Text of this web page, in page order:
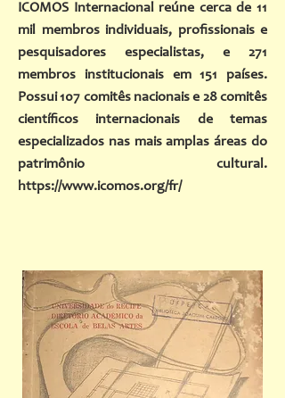
ICOMOS Internacional reúne cerca de 11
mil membros individuais, profissionais e
pesquisadores especialistas, e 271
membros institucionais em 151 países.
Possui 107 comitês nacionais e 28 comitês
científicos internacionais de temas
especializados nas mais amplas áreas do
patrimônio cultural.
https://www.icomos.org/fr/